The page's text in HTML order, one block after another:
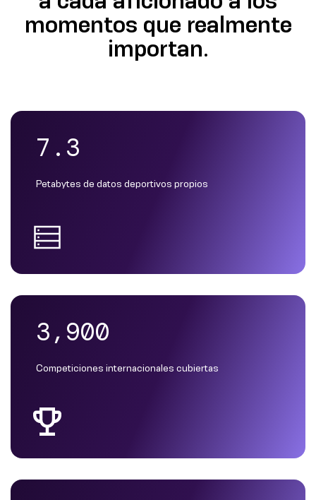
momentos que realmente
importan.
7.3
Petabytes de datos deportivos propios
3,900
Competiciones internacionales cubiertas